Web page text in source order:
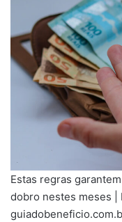
Estas regras
dobro nestes meses |